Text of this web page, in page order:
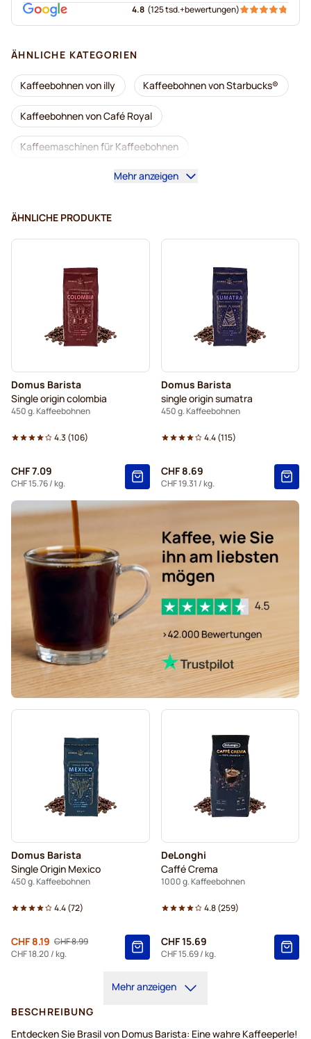
4.8 (125 tsd.+bewertungen)
ÄHNLICHE KATEGORIEN
Kaffeebohnen von illy Kaffeebohnen von Starbucks®
Kaffeebohnen von Café Royal
Kaffeemaschinen für Kaffeebohnen
Kaffeebohnen von Lavazza
Kaffeebohnen von L'OR Kaffeebohnen von Segafredo
Kaffeebohnen von Merrild
Kaffeebohnen von Garibaldi
Kaffeebohnen von Tonino Lamborghini
Domus Barista Kaffeebohnen Kaffeebohnen
Mehr anzeigen
ÄHNLICHE PRODUKTE
Domus Barista
Single origin colombia
450 g. Kaffeebohnen
4.3 (106)
CHF 7.09
CHF 15.76/ kg.
Domus Barista
single origin sumatra
450 g. Kaffeebohnen
4.4(115)
CHF 8.69
CHF 19.31 / kg.
Domus Barista
Single Origin Mexico
450 g. Kaffeebohnen
4.4(72)
Regulärer Preis
CHF 8.99
Von
CHF 8.19
CHF 18.20 / kg.
DeLonghi
Caffé Crema
1000 g. Kaffeebohnen
4.8(259)
CHF 15.69
CHF 15.69/ kg.
Mehr anzeigen
BESCHREIBUNG
Entdecken Sie Brasil von Domus Barista: Eine wahre Kaffeeperle!